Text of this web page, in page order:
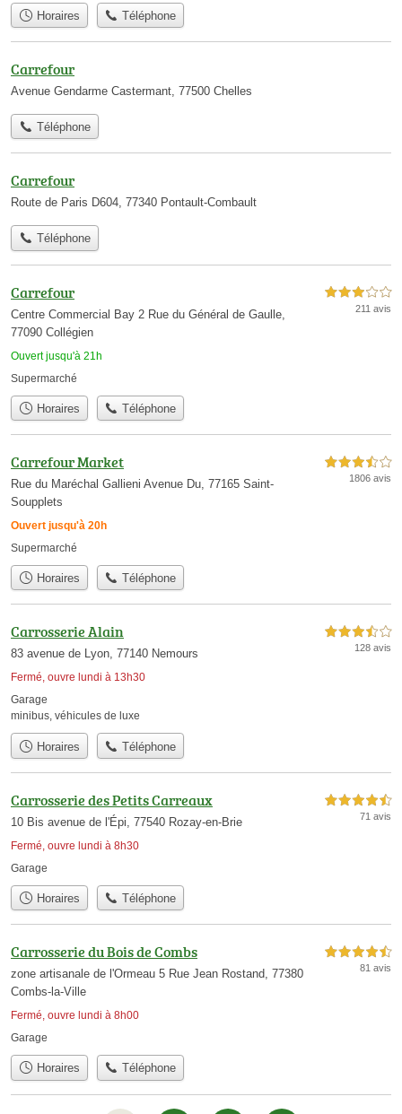
Horaires Téléphone
Carrefour
Avenue Gendarme Castermant, 77500 Chelles
Téléphone
Carrefour
Route de Paris D604, 77340 Pontault-Combault
Téléphone
Carrefour
Centre Commercial Bay 2 Rue du Général de Gaulle,
77090 Collégien
Ouvert jusqu'à 21h
3,0 étoiles sur 5
211 avis
Supermarché
Horaires Téléphone
Carrefour Market
Rue du Maréchal Gallieni Avenue Du, 77165 Saint-
Soupplets
Ouvert jusqu'à 20h
3,5 étoiles sur 5
1806 avis
Supermarché
Horaires Téléphone
Carrosserie Alain
83 avenue de Lyon, 77140 Nemours
Fermé, ouvre lundi à 13h30
3,5 étoiles sur 5
128 avis
Garage
minibus, véhicules de luxe
Horaires Téléphone
Carrosserie des Petits Carreaux
10 Bis avenue de l'Épi, 77540 Rozay-en-Brie
Fermé, ouvre lundi à 8h30
4,5 étoiles sur 5
71 avis
Garage
Horaires Téléphone
Carrosserie du Bois de Combs
zone artisanale de l'Ormeau 5 Rue Jean Rostand, 77380
Combs-la-Ville
Fermé, ouvre lundi à 8h00
4,5 étoiles sur 5
81 avis
Garage
Horaires Téléphone